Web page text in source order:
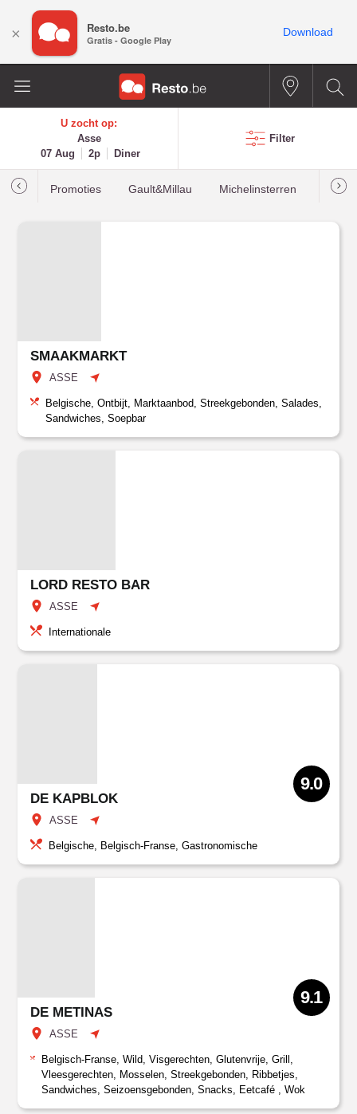
U zocht op:
Asse
07 Aug
2p Diner
Filter
Promoties Gault&Millau Michelinsterren
SMAAKMARKT
ASSE
Belgische, Ontbijt, Marktaanbod, Streekgebonden, Salades,
Sandwiches, Soepbar
LORD RESTO BAR
ASSE
Internationale
DE KAPBLOK
ASSE
9.0
Belgische, Belgisch-Franse, Gastronomische
DE METINAS
ASSE
9.1
Belgisch-Franse, Wild, Visgerechten, Glutenvrije, Grill,
Vleesgerechten, Mosselen, Streekgebonden, Ribbetjes,
Sandwiches, Seizoensgebonden, Snacks, Eetcafé , Wok
× Resto.be
Gratis - Google Play
Download